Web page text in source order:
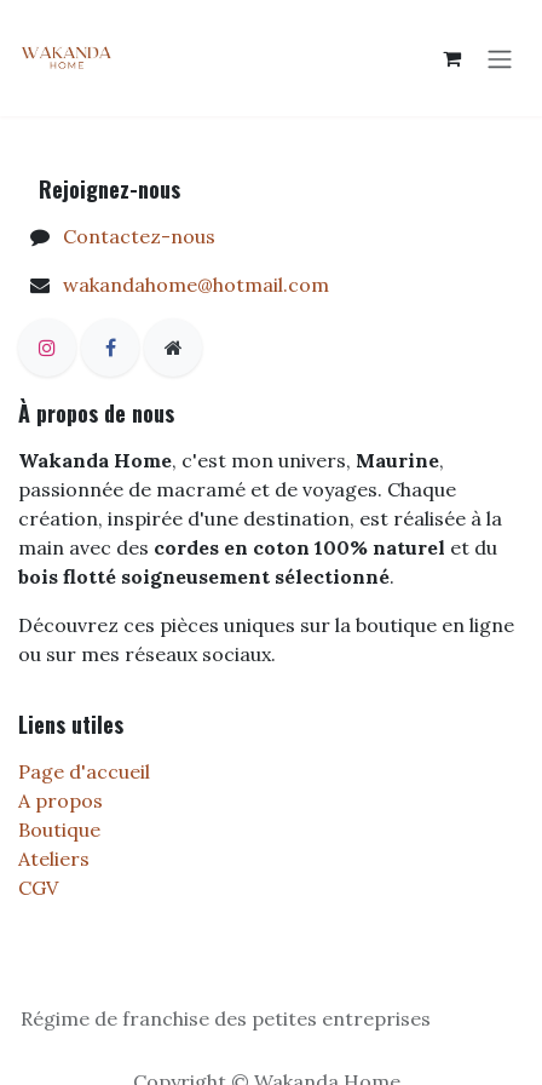
​Rejoignez-nous
Contactez-nous
wakandahome@hotmail.com
À propos de nous
Wakanda Home, c'est mon univers, Maurine,
passionnée de macramé et de voyages. Chaque
création, inspirée d'une destination, est réalisée à la
main avec des cordes en coton 100% naturel et du
bois flotté soigneusement sélectionné.
Découvrez ces pièces uniques sur la boutique en ligne
ou sur mes réseaux sociaux.
Liens utiles
Page d'accueil
A propos
Boutique
Ateliers
CGV
Régime de franchise des petites entreprises